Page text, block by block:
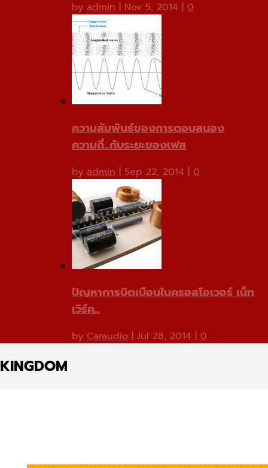
by admin | Nov 5, 2014 | 0
ความสัมพันธ์ของการตอบสนอง
ความถี่...กับระยะของเฟส
by admin | Sep 22, 2014 | 0
ปัญหาการบิดเบือนในครอสโอเวอร์ เน็ท
เวิร์ค...
by Caraudio | Jul 28, 2014 | 0
KINGDOM